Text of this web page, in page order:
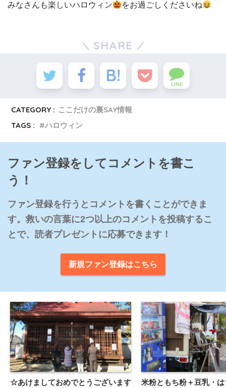
みなさんも楽しいハロウィン をお過ごしくださいね
SHARE
LINE
CATEGORY : ここだけの裏SAY情報
TAGS :
ハロウィン
ファン登録をしてコメントを書こ
う！
ファン登録を行うとコメントを書くことができま
す。救いの言葉に2つ以上のコメントを投稿するこ
とで、読者プレゼントに応募できます！
新規ファン登録はこちら
☆あけましておめでとうございます
米粉ともち粉＋豆乳・